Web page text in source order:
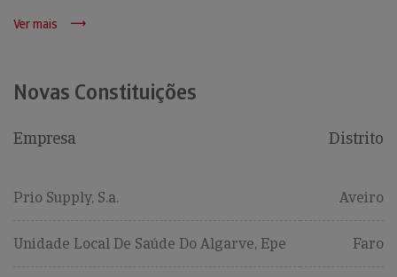
Ver mais
Novas Constituições
Empresa Distrito
Prio Supply, S.a. Aveiro
Unidade Local De Saúde Do Algarve, Epe Faro